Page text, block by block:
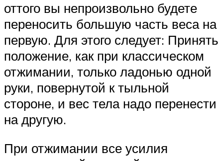
оттого вы непроизвольно будете
переносить большую часть веса на
первую. Для этого следует: Принять
положение, как при классическом
отжимании, только ладонью одной
руки, повернутой к тыльной
стороне, и вес тела надо перенести
на другую.
При отжимании все усилия